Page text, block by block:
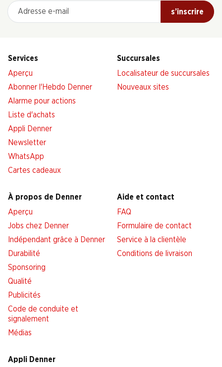
Adresse e-mail
s’inscrire
Services
Aperçu
Abonner l'Hebdo Denner
Alarme pour actions
Liste d'achats
Appli Denner
Newsletter
WhatsApp
Cartes cadeaux
Succursales
Localisateur de succursales
Nouveaux sites
À propos de Denner
Aperçu
Jobs chez Denner
Indépendant grâce à Denner
Durabilité
Sponsoring
Qualité
Publicités
Code de conduite et
signalement
Médias
Aide et contact
FAQ
Formulaire de contact
Service à la clientèle
Conditions de livraison
Appli Denner